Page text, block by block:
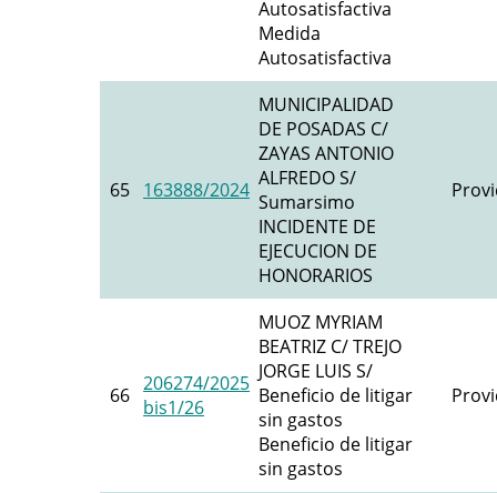
Autosatisfactiva
Medida
Autosatisfactiva
65 163888/2024
MUNICIPALIDAD
DE POSADAS C/
ZAYAS ANTONIO
ALFREDO S/
Sumarsimo
INCIDENTE DE
EJECUCION DE
HONORARIOS
66 206274/2025
bis1/26
MUOZ MYRIAM
BEATRIZ C/ TREJO
JORGE LUIS S/
Beneficio de litigar
sin gastos
Beneficio de litigar
sin gastos